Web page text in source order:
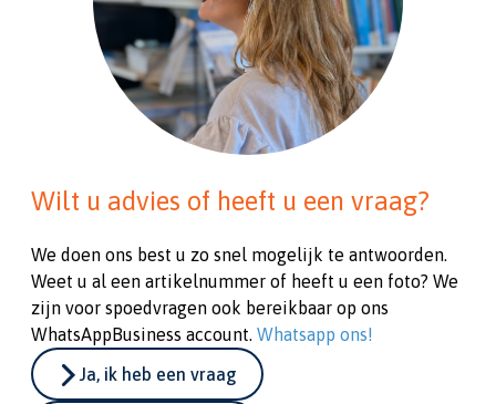
Wilt u advies of heeft u een vraag?
We doen ons best u zo snel mogelijk te antwoorden.
Weet u al een artikelnummer of heeft u een foto? We
zijn voor spoedvragen ook bereikbaar op ons
WhatsAppBusiness account. Whatsapp ons!
Ja, ik heb een vraag